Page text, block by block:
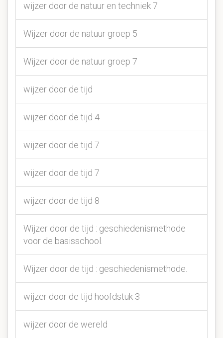
wijzer door de natuur en techniek 7
Wijzer door de natuur groep 5
Wijzer door de natuur groep 7
wijzer door de tijd
wijzer door de tijd 4
wijzer door de tijd 7
wijzer door de tijd 7
wijzer door de tijd 8
Wijzer door de tijd : geschiedenismethode
voor de basisschool.
Wijzer door de tijd : geschiedenismethode.
wijzer door de tijd hoofdstuk 3
wijzer door de wereld